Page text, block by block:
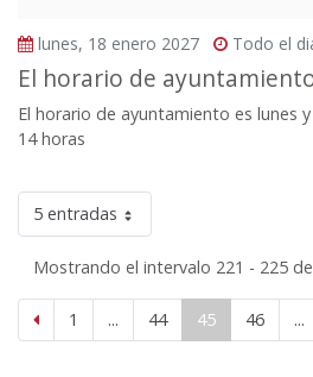
lunes, 18 enero 2027 Todo el
El horario de
El horario de ayuntamiento es lunes
14 horas
5 entradas
Mostrando el intervalo 221 - 225
1 ... 44 45 46 ...